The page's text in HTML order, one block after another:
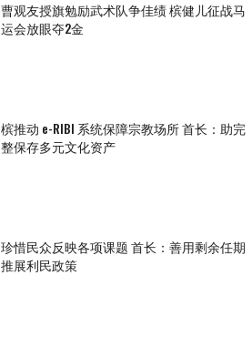
曹观友授旗勉励武术队争佳绩 槟健儿征战马
运会放眼夺2金
槟推动 e-RIBI 系统保障宗教场所 首长：助完
整保存多元文化资产
珍惜民众反映各项课题 首长：善用剩余任期
推展利民政策